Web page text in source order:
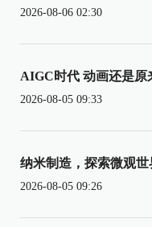
2026-08-06 02:30
AIGC时代 动画还是原
2026-08-05 09:33
纳米制造，探索微观
2026-08-05 09:26